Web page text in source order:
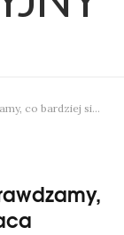
Karta czy abonament? Sprawdzamy, co bardziej się opłaca